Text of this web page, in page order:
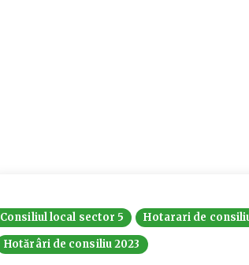
Consiliul local sector 5
Hotarari de
Hotărâri de consiliu 2023